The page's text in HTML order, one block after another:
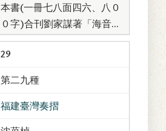
本書(一冊七八面四六、八０
０字)合刊劉家謀著「海音
詩」與王凱泰、馬清樞、何
澂著「臺灣雜詠合刻」兩
種。「海音詩」七絕一百
首，皆吟詠臺灣事蹟。作...
29
第二九種
福建臺灣奏摺